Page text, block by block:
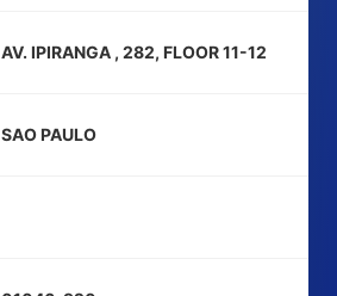
AV. IPIRANGA , 282, FLOOR 11-12
SAO PAULO